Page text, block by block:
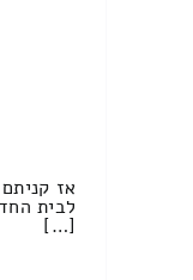
אז
לבית
[…]